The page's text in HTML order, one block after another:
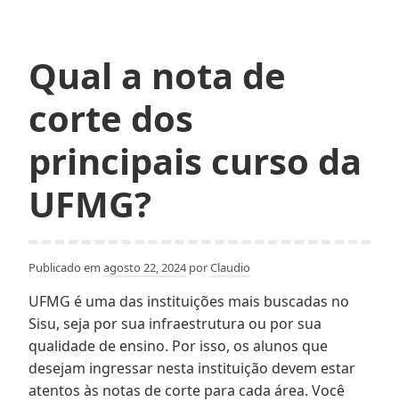
Qual a nota de
corte dos
principais curso da
UFMG?
Publicado em agosto 22, 2024porClaudio
UFMG é uma das instituições mais buscadas no
Sisu, seja por sua infraestrutura ou por sua
qualidade de ensino. Por isso, os alunos que
desejam ingressar nesta instituição devem estar
atentos às notas de corte para cada área. Você